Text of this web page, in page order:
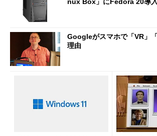
Googleがスマホで「VR」
理由